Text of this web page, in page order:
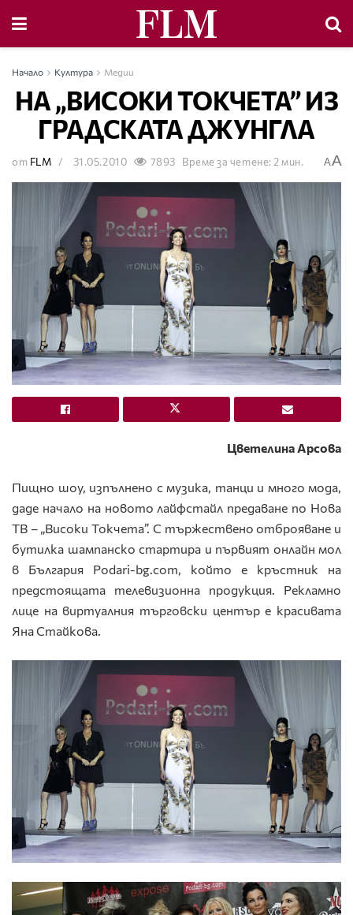
Начало Култура Медии
НА „ВИСОКИ ТОКЧЕТА” ИЗ
ГРАДСКАТА ДЖУНГЛА
от FLM 31.05.2010 7893 Време за четене: 2 мин. AA
Цветелина Арсова
Пищно шоу, изпълнено с музика, танци и много мода,
даде начало на новото лайфстайл предаване по Нова
ТВ – „Високи Токчета”. С тържествено отброяване и
бутилка шампанско стартира и първият онлайн мол
в България Podari-bg.com, който е кръстник на
предстоящата телевизионна продукция. Рекламно
лице на виртуалния търговски център е красивата
Яна Стайкова.